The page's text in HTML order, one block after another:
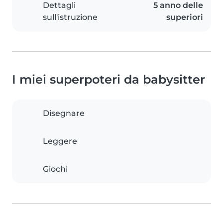
Dettagli
sull'istruzione
5 anno delle
superiori
I miei superpoteri da babysitter
Disegnare
Leggere
Giochi